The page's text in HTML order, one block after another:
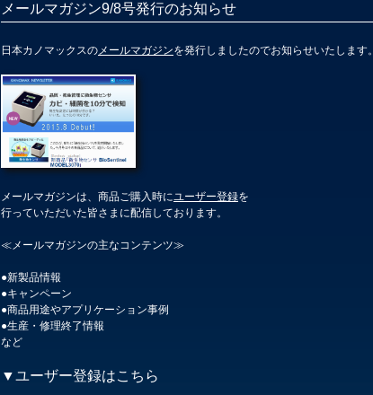
メールマガジン9/8号発行のお知らせ
日本カノマックスのメールマガジンを発行しましたのでお知らせいたします。
メールマガジンは、商品ご購入時にユーザー登録を
行っていただいた皆さまに配信しております。
≪メールマガジンの主なコンテンツ≫
●新製品情報
●キャンペーン
●商品用途やアプリケーション事例
●生産・修理終了情報
など
▼ユーザー登録はこちら